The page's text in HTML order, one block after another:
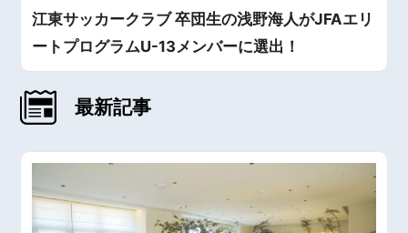
江東サッカークラブ 卒団生の浅野海人がJFAエリ
ートプログラムU-13メンバーに選出！
最新記事